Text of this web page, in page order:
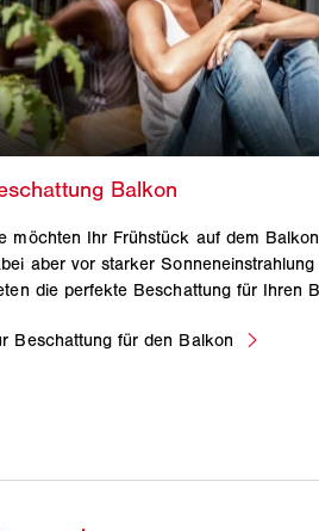
möchten Ihr Frühstück auf dem
aber vor starker
die perfekte Beschattung für Ihren